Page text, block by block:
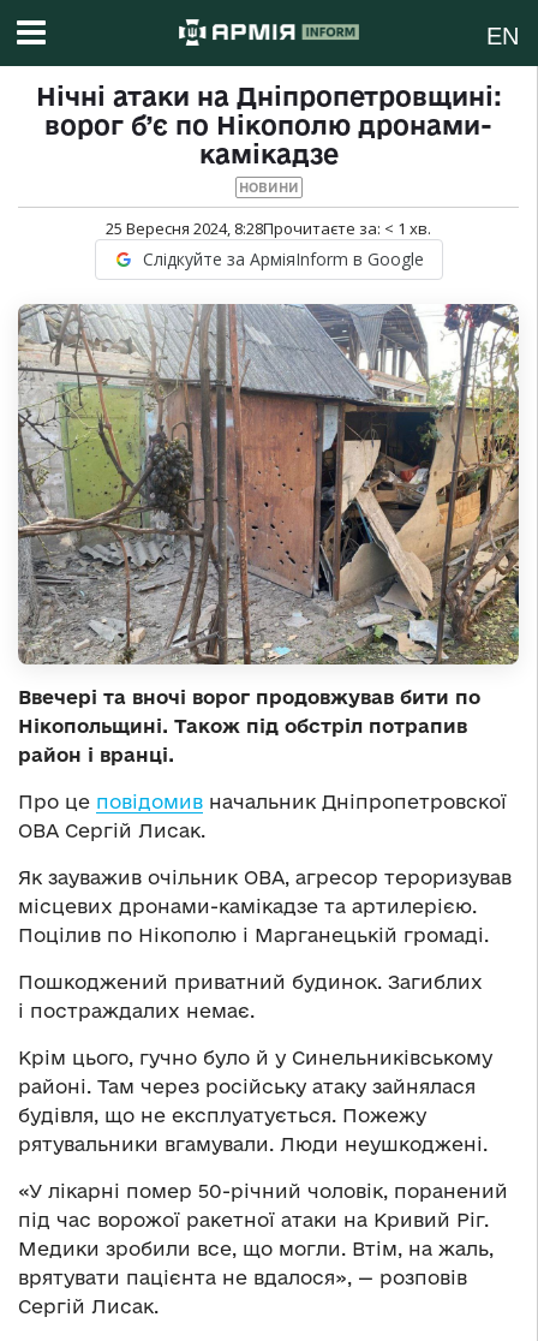
EN
Нічні атаки на Дніпропетровщині:
ворог б’є по Нікополю дронами-
камікадзе
НОВИНИ
25 Вересня 2024, 8:28Прочитаєте за: < 1 хв.
Слідкуйте за АрміяInform в Google
Ввечері та вночі ворог продовжував бити по
Нікопольщині. Також під обстріл потрапив
район і вранці.
Про це повідомив начальник Дніпропетровскої
ОВА Сергій Лисак.
Як зауважив очільник ОВА, агресор тероризував
місцевих дронами-камікадзе та артилерією.
Поцілив по Нікополю і Марганецькій громаді.
Пошкоджений приватний будинок. Загиблих
і постраждалих немає.
Крім цього, гучно було й у Синельниківському
районі. Там через російську атаку зайнялася
будівля, що не експлуатується. Пожежу
рятувальники вгамували. Люди неушкоджені.
«У лікарні помер 50-річний чоловік, поранений
під час ворожої ракетної атаки на Кривий Ріг.
Медики зробили все, що могли. Втім, на жаль,
врятувати пацієнта не вдалося», — розповів
Сергій Лисак.